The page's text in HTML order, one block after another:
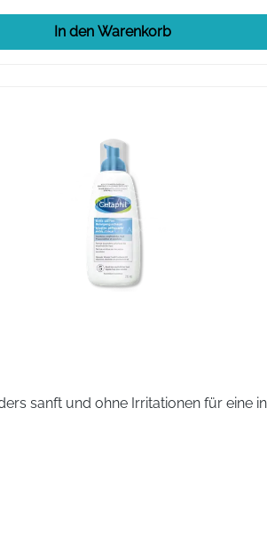
In den Warenkorb
sanft und ohne Irritationen für eine